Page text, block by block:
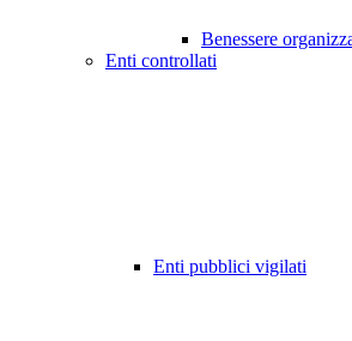
Benessere
Enti controllati
Enti pubblici vigilati